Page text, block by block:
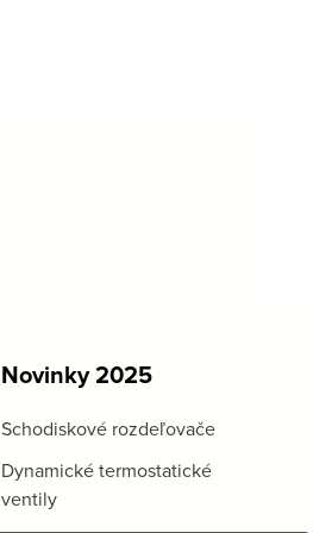
Novinky 2025
Schodiskové rozdeľovače
Dynamické termostatické
ventily